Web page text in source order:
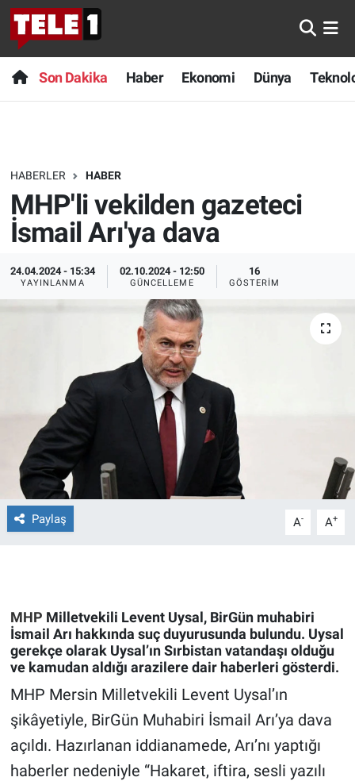
Son Dakika Haber Ekonomi Dünya
HABERLER HABER
MHP'li vekilden gazeteci
İsmail Arı'ya dava
24.04.2024 - 15:34
YAYINLANMA
02.10.2024 - 12:50
GÜNCELLEME
16
GÖSTERIM
Paylaş A- A+
MHP Milletvekili Levent Uysal, BirGün muhabiri
İsmail Arı hakkında suç duyurusunda bulundu. Uysal
gerekçe olarak Uysal’ın Sırbistan vatandaşı olduğu
ve kamudan aldığı arazilere dair haberleri gösterdi.
MHP Mersin Milletvekili Levent Uysal’ın
şikâyetiyle, BirGün Muhabiri İsmail Arı’ya dava
açıldı. Hazırlanan iddianamede, Arı’nı yaptığı
haberler nedeniyle “Hakaret, iftira, sesli yazılı
Anında Manşet
Başka Sohbetler
Bilim turu
Bilim ve Teknoloji Evreni
Doğa Konuşuyor
Dünya
Ege'den Esintiler
Eğitim
Eğlence
Ekonomi
Gün Başlıyor
Gün Bitiyor
Gündem Özel
Son Dakika
Haber
Dünya
Teknoloji
Sağlık
Spor
İletişim
Nöbetçi Eczaneler
Hava Durumu
Trafik Durumu
Süper Lig Puan Durumu ve Fikstür
Tüm Manşetler
Son Dakika Haberleri